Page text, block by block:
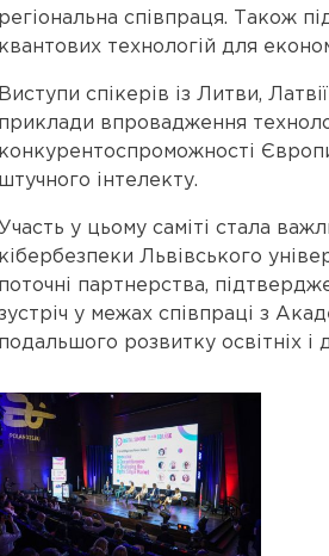
регіональна співпраця. Також
квантових технологій для
Виступи спікерів із Литви,
приклади впровадження
конкурентоспроможності
штучного інтелекту.
Участь у цьому саміті стала
кібербезпеки Львівського
поточні партнерства,
у межах співпраці з
подальшого розвитку освітніх і